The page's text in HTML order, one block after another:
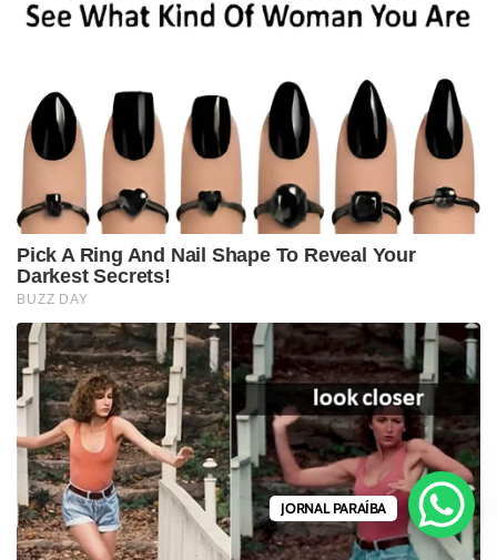
JORNAL PARAÍBA